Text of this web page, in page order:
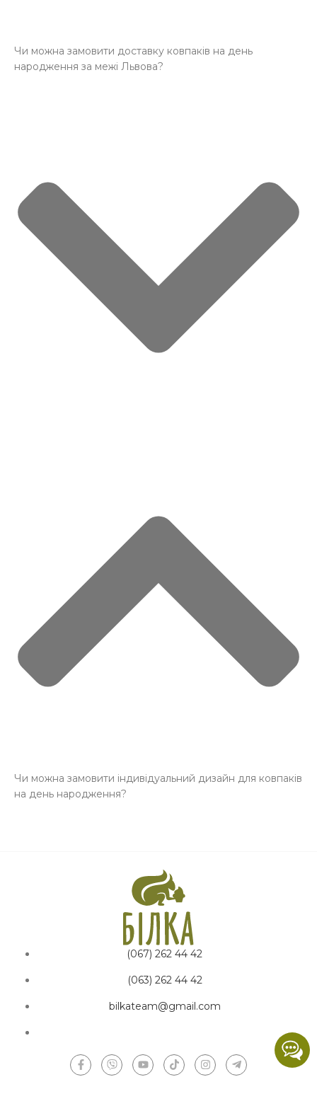
Чи можна замовити доставку ковпаків на день
народження за межі Львова?
Чи можна замовити індивідуальний дизайн для ковпаків
на день народження?
(067) 262 44 42
(063) 262 44 42
bilkateam@gmail.com